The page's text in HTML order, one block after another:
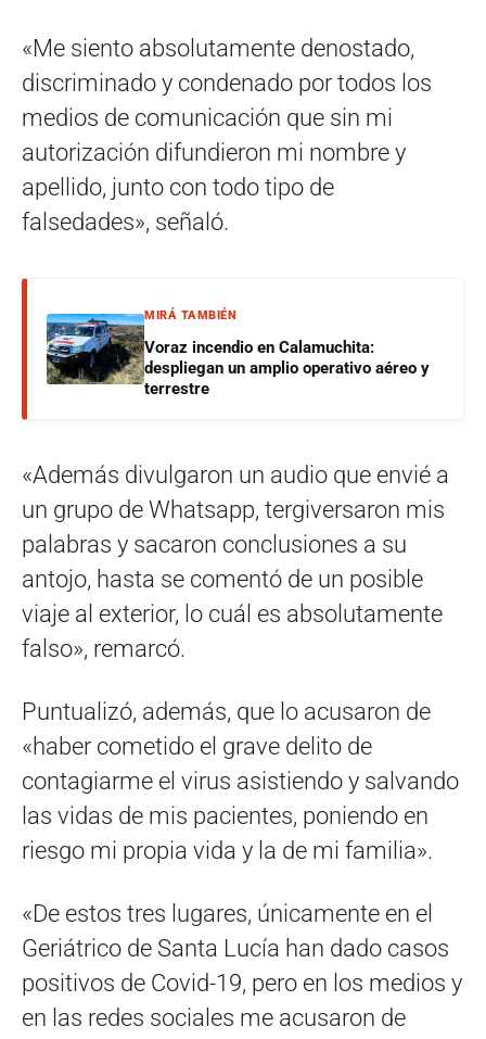
«Me siento absolutamente denostado,
discriminado y condenado por todos los
medios de comunicación que sin mi
autorización difundieron mi nombre y
apellido, junto con todo tipo de
falsedades», señaló.
MIRÁ TAMBIÉN
Voraz incendio en Calamuchita:
despliegan un amplio operativo aéreo y
terrestre
«Además divulgaron un audio que envié a
un grupo de Whatsapp, tergiversaron mis
palabras y sacaron conclusiones a su
antojo, hasta se comentó de un posible
viaje al exterior, lo cuál es absolutamente
falso», remarcó.
Puntualizó, además, que lo acusaron de
«haber cometido el grave delito de
contagiarme el virus asistiendo y salvando
las vidas de mis pacientes, poniendo en
riesgo mi propia vida y la de mi familia».
«De estos tres lugares, únicamente en el
Geriátrico de Santa Lucía han dado casos
positivos de Covid-19, pero en los medios y
en las redes sociales me acusaron de